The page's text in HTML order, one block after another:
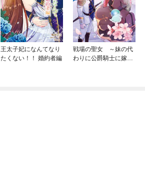
王太子妃になんてなり
たくない！！ 婚約者編
戦場の聖女 ～妹の代
わりに公爵騎士に嫁ぐ